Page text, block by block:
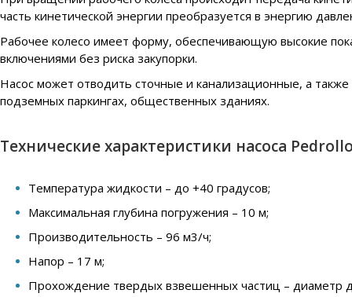
часть кинетической энергии преобразуется в энергию
Рабочее колесо имеет форму, обеспечивающую высокие
включениями без риска закупорки.
Насос может отводить сточные и канализационные, а
подземных паркингах, общественных зданиях.
Технические характеристики насоса
Температура жидкости – до +40 градусов;
Максимальная глубина погружения – 10 м;
Производительность – 96 м3/ч;
Напор – 17 м;
Прохождение твердых взвешенных частиц – диаметр